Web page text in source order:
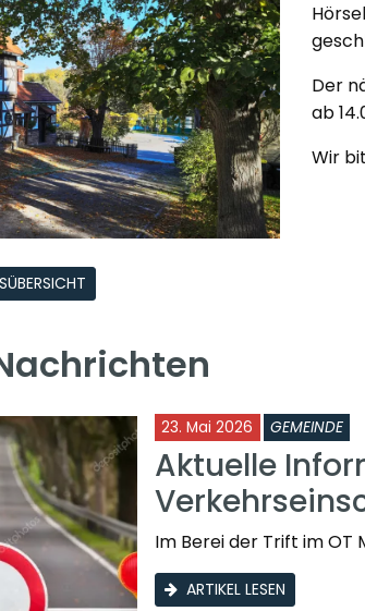
Der
ab
Wir
23. Mai 2026 GEMEINDE
Aktuelle
Im Berei der Trift im OT
ARTIKEL LESEN